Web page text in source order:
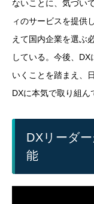
ないことに、気づい
ィのサービスを提供
えて国内企業を選ぶ
している。今後、
いくことを踏まえ、
DXに本気で取り組ん
DXリーダ
能